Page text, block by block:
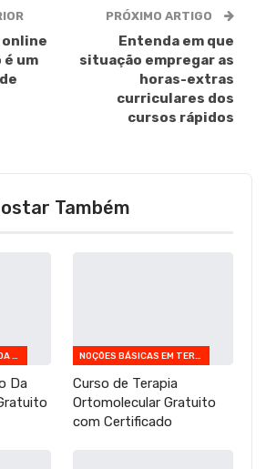
online
um
PRÓXIMO ARTIGO
Entenda em que
situação empregar as
horas-extras
curriculares dos
cursos rápidos
Também
CURSO DE EXTRAÇÃO DA CAFEÍNA ONLINE E GRATUITO
Da
NOÇÕES BÁSICAS EM TERAPIA ORTOMOLECULAR
Curso de Terapia
Ortomolecular Gratuito
com Certificado